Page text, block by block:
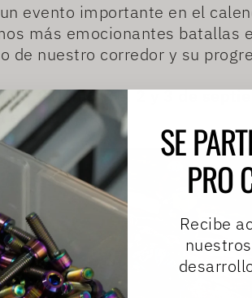
SE
PRO
Recibe
evento importante en el
más emocionantes batallas
de nuestro corredor y su
GP Colombia el 2 y 3 de
las pistas!